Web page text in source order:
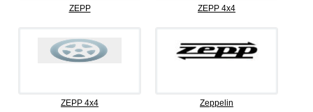
ZEPP ZEPP 4x4
ZEPP 4х4 Zeppelin